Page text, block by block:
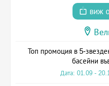
виж
Топ промоция в 5-
басейни
Дата: 01.09 -